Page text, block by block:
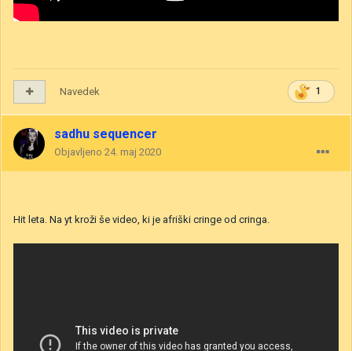
1
Navedek
sadhu sequencer
Objavljeno 24. maj 2020
Hit leta. Na yt kroži še video, ki je afriški cringe od cringa.